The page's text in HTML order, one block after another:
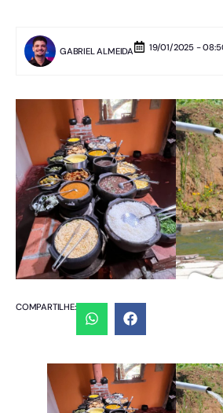
GABRIEL ALMEIDA 19/01/2025 -
COMPARTILHE: